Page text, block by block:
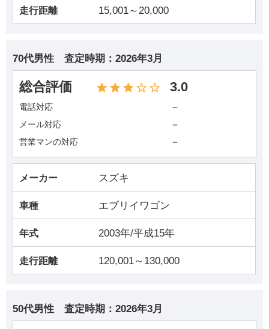
走行距離 15,001～20,000
70代男性 査定時期： 2026年3月
総合評価 3.0
電話対応 －
メール対応 －
営業マンの対応 －
メーカー スズキ
車種 エブリイワゴン
年式 2003年/平成15年
走行距離 120,001～130,000
50代男性 査定時期： 2026年3月